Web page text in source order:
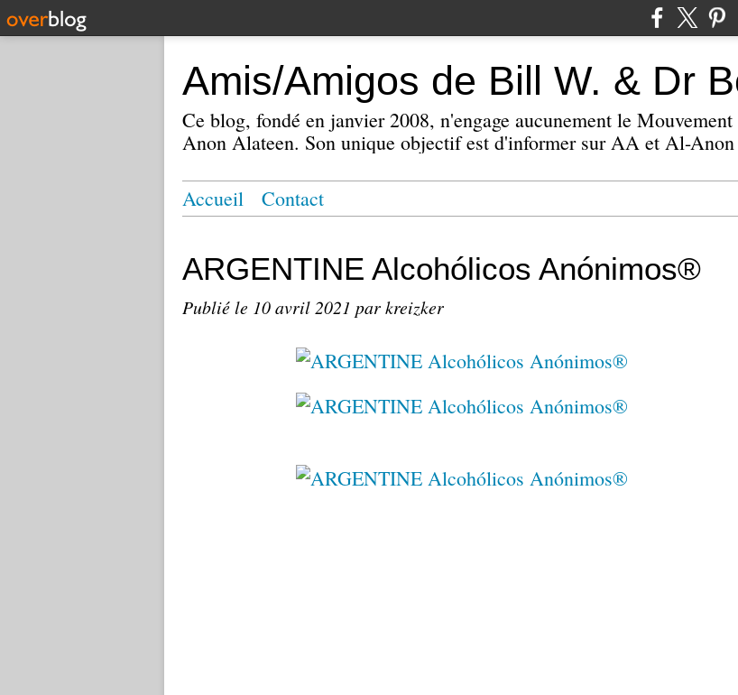
Amis/Amigos de Bill W. & Dr
Ce blog, fondé en janvier 2008, n'engage aucunement le
Anon Alateen. Son unique objectif est d'informer sur AA et Al-
Accueil Contact
ARGENTINE Alcohólicos Anónimos®
Publié le 10 avril 2021 par kreizker